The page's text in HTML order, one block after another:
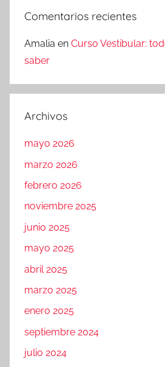
Comentarios recientes
Amalia en Curso Vestibular:
saber
Archivos
mayo 2026
marzo 2026
febrero 2026
noviembre 2025
junio 2025
mayo 2025
abril 2025
marzo 2025
enero 2025
septiembre 2024
julio 2024